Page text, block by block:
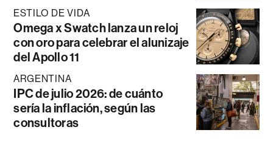
ESTILO DE VIDA
Omega x Swatch lanza un reloj
con oro para celebrar el alunizaje
del Apollo 11
ARGENTINA
IPC de julio 2026: de cuánto
sería la inflación, según las
consultoras